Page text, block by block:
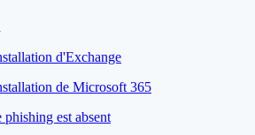
d'Exchange
de Microsoft 365
est absent